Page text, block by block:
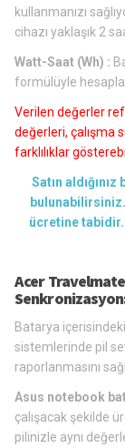
kullanmanızı
cihazı yaklaşık 2
Watt-Saat (Wh) :
formülüyle
Verilen değerler
değerleri, çalışma
farklılıklar
Satın
ücretine
Acer
Batarya
sistemlerinde pil
raporlanmasını
Asus notebook
çalışacak şekilde
pilinizle aynı